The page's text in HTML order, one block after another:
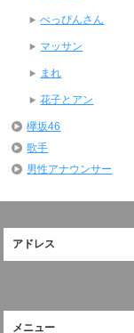
べっぴんさん
マッサン
まれ
花子とアン
欅坂46
歌手
男性アナウンサー
アドレス
メニュー